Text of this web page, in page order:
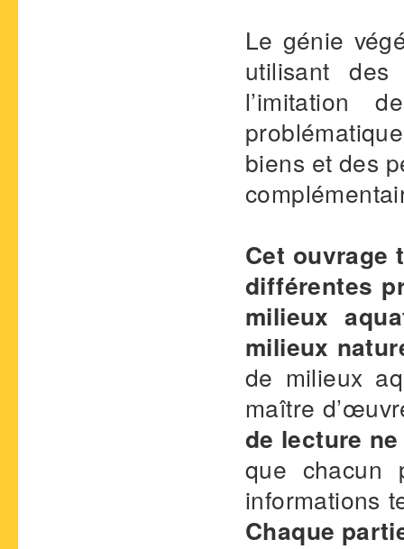
Le génie
utilisant des
l’imitation
biens et des
Cet ouvrage
différentes
milieux
milieux
de milieux
maître
de lecture
que chacun
informations
Chaque